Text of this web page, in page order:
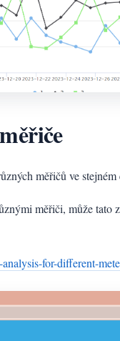
měřičů ve stejném
měřiči, může tato
for-different-